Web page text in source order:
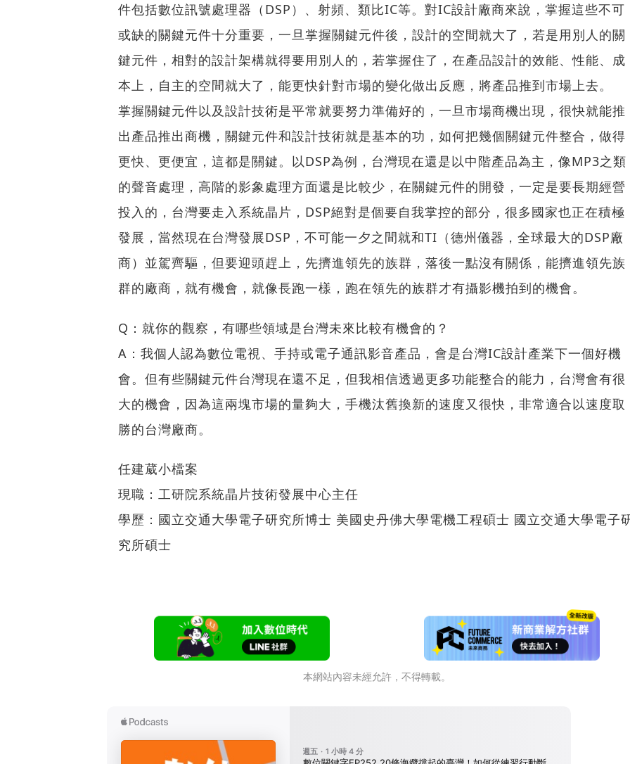
件包括數位訊號處理器（DSP）、射頻、類比IC等。對IC設計廠商來說，掌握這些不可
或缺的關鍵元件十分重要，一旦掌握關鍵元件後，設計的空間就大了，若是用別人的關
鍵元件，相對的設計架構就得要用別人的，若掌握住了，在產品設計的效能、性能、成
本上，自主的空間就大了，能更快針對市場的變化做出反應，將產品推到市場上去。
掌握關鍵元件以及設計技術是平常就要努力準備好的，一旦市場商機出現，很快就能推
出產品推出商機，關鍵元件和設計技術就是基本的功，如何把幾個關鍵元件整合，做得
更快、更便宜，這都是關鍵。以DSP為例，台灣現在還是以中階產品為主，像MP3之類
的聲音處理，高階的影象處理方面還是比較少，在關鍵元件的開發，一定是要長期經營
投入的，台灣要走入系統晶片，DSP絕對是個要自我掌控的部分，很多國家也正在積極
發展，當然現在台灣發展DSP，不可能一夕之間就和TI（德州儀器，全球最大的DSP廠
商）並駕齊驅，但要迎頭趕上，先擠進領先的族群，落後一點沒有關係，能擠進領先族
群的廠商，就有機會，就像長跑一樣，跑在領先的族群才有攝影機拍到的機會。
Q：就你的觀察，有哪些領域是台灣未來比較有機會的？
A：我個人認為數位電視、手持或電子通訊影音產品，會是台灣IC設計產業下一個好機
會。但有些關鍵元件台灣現在還不足，但我相信透過更多功能整合的能力，台灣會有很
大的機會，因為這兩塊市場的量夠大，手機汰舊換新的速度又很快，非常適合以速度取
勝的台灣廠商。
任建葳小檔案
現職：工研院系統晶片技術發展中心主任
學歷：國立交通大學電子研究所博士 美國史丹佛大學電機工程碩士 國立交通大學電子
究所碩士
本網站內容未經允許，不得轉載。